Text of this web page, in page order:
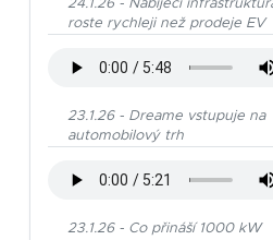
24.1.26 - Nabíjecí
roste rychleji než prodeje EV
23.1.26 - Dreame vstupuje na
automobilový trh
23.1.26 - Co přináší 1000 kW